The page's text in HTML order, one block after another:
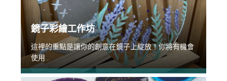
鏡子彩繪工作坊
這裡的重點是讓你的創意在鏡子上綻放！你將有機會
使用...